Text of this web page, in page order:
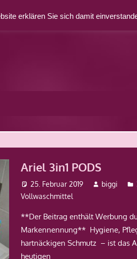
Ariel 3in1 PODS
25. Februar 2019 biggi
Vollwaschmittel
**Der Beitrag enthält Werbung
Markennennung** Hygiene,
hartnäckigen Schmutz – ist das
heutigen
erklären Sie sich damit